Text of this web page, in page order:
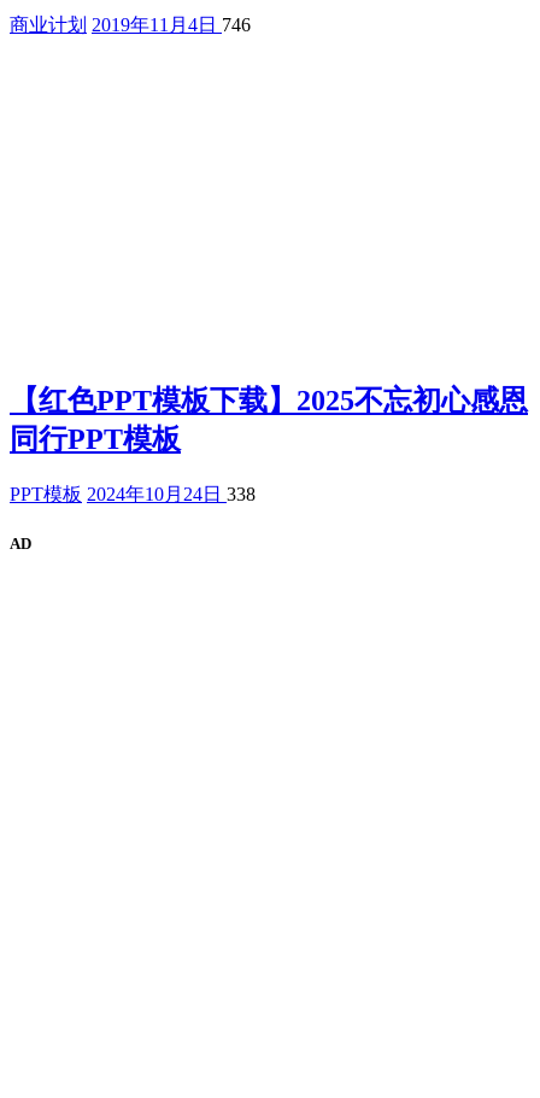
商业计划 2019年11月4日 746
【红色PPT模板下载】2025不忘初心感恩
同行PPT模板
PPT模板 2024年10月24日 338
AD